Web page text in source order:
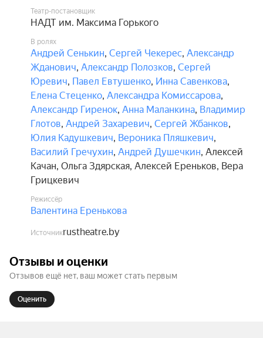
В спектакле пересекаются эпохи, времена и
судьбы, но главным остаётся история Песняра,
Как возникает любовь? Как слагаются стихи?
Откуда берётся музыка? Какую песню хочется
слушать и сегодня, и завтра, и через много лет?
Каким должен быть человек, чтобы хотелось
узнать о нём больше? А узнав — полюбить его?
Жёсткий, шокирующий, но в то же время
романтический, очень музыкальный и
предельно искренний спектакль «Песняр» — как
В спектакле звучат песни ансамбля «Песняры» в
исполнении самой поющей актёрской труппы
Театр-постановщик
НАДТ им. Максима Горького
В ролях
Андрей Сенькин, Сергей Чекерес, Александр
Жданович, Александр Полозков, Сергей
Юревич, Павел Евтушенко, Инна Савенкова,
Елена Стеценко, Александра Комиссарова,
Александр Гиренок, Анна Маланкина, Владимир
Глотов, Андрей Захаревич, Сергей Жбанков,
Юлия Кадушкевич, Вероника Пляшкевич,
Василий Гречухин, Андрей Душечкин, Алексей
Качан, Ольга Здярская, Алексей Ереньков, Вера
Грицкевич
Режиссёр
Валентина Еренькова
Источникrustheatre.by
Отзывы и оценки
Отзывов ещё нет, ваш может стать первым
Оценить